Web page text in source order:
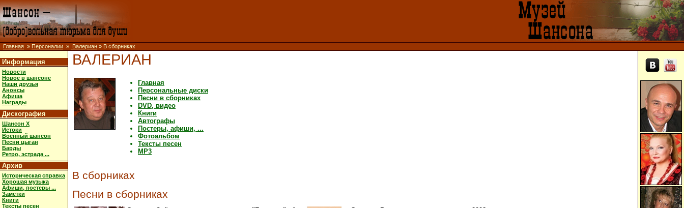
Главная » Персоналии » Валериан » В сборниках
Информация
Новости
Новое в шансоне
Наши друзья
Анонсы
Афиша
Награды
Дискография
Шансон X
Истоки
Военный шансон
Песни цыган
Барды
Ретро, эстрада ...
Архив
Историческая справка
Хорошая музыка
Афиши, постеры ...
Заметки
Книги
Тексты песен
ВАЛЕРИАН
Главная
Персональные диски
Песни в сборниках
DVD, видео
Книги
Автографы
Постеры, афиши, ...
Фотоальбом
Тексты песен
MP3
В сборниках
Песни в сборниках